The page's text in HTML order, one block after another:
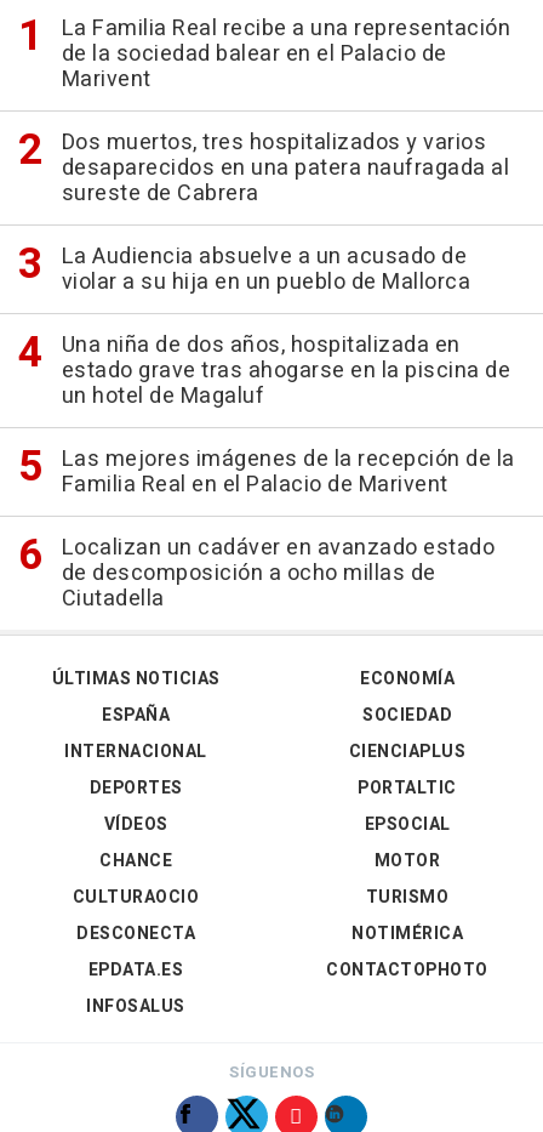
La Familia Real recibe a una representación
de la sociedad balear en el Palacio de
Marivent
Dos muertos, tres hospitalizados y varios
desaparecidos en una patera naufragada al
sureste de Cabrera
La Audiencia absuelve a un acusado de
violar a su hija en un pueblo de Mallorca
Una niña de dos años, hospitalizada en
estado grave tras ahogarse en la piscina de
un hotel de Magaluf
Las mejores imágenes de la recepción de la
Familia Real en el Palacio de Marivent
Localizan un cadáver en avanzado estado
de descomposición a ocho millas de
Ciutadella
ÚLTIMAS NOTICIAS
ESPAÑA
INTERNACIONAL
DEPORTES
VÍDEOS
ECONOMÍA
SOCIEDAD
CIENCIAPLUS
PORTALTIC
EPSOCIAL
CHANCE
CULTURAOCIO
DESCONECTA
EPDATA.ES
INFOSALUS
MOTOR
TURISMO
NOTIMÉRICA
CONTACTOPHOTO
SÍGUENOS